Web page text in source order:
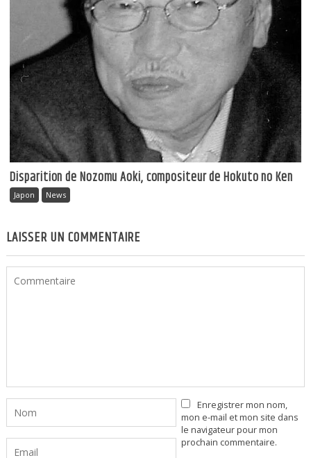
Disparition de Nozomu Aoki, compositeur de Hokuto no Ken
Japon News
LAISSER UN COMMENTAIRE
Enregistrer mon nom,
mon e-mail et mon site dans
le navigateur pour mon
prochain commentaire.